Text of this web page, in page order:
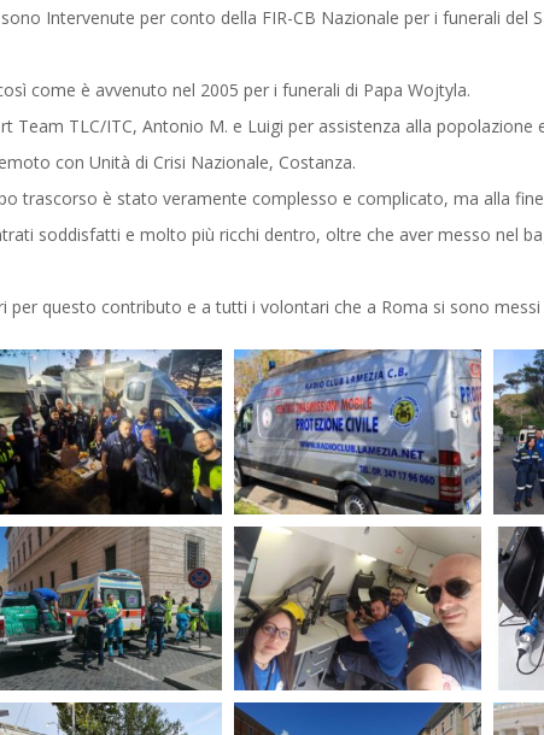
Intervenute per conto della FIR-CB Nazionale per i funerali del
come è avvenuto nel 2005 per i funerali di Papa Wojtyla.
Team TLC/ITC, Antonio M. e Luigi per assistenza alla popolazione
con Unità di Crisi Nazionale, Costanza.
trascorso è stato veramente complesso e complicato, ma alla
soddisfatti e molto più ricchi dentro, oltre che aver messo nel
per questo contributo e a tutti i volontari che a Roma si sono